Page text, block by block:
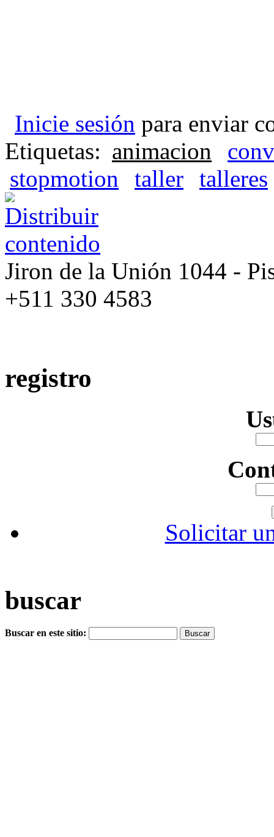
Inicie sesión para enviar
Etiquetas: animacion
stopmotion
taller talleres
Jiron de la Unión 1044 -
+511 330 4583
registro
Solicitar
buscar
Buscar en este sitio: